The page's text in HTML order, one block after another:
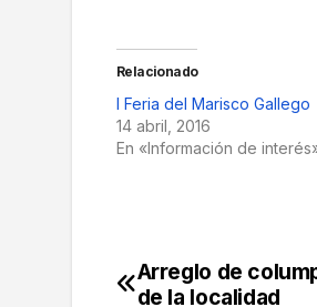
Relacionado
I Feria del Marisco Gallego
14 abril, 2016
En «Información de
Navegación
Arreglo de
de la localidad